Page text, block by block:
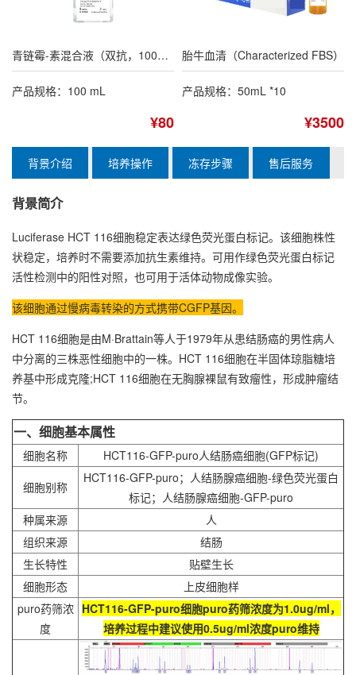
青链霉-素混合液（双抗，100×）
产品规格：100 mL
¥80
胎牛血清（Characterized FBS）
产品规格：50mL *10
¥3500
背景介绍 培养操作 冻存步骤 售后服务
背景简介
Luciferase HCT 116细胞稳定表达绿色荧光蛋白标记。该细胞株性
状稳定，培养时不需要添加抗生素维持。可用作绿色荧光蛋白标记
活性检测中的阳性对照，也可用于活体动物成像实验。
该细胞通过慢病毒转染的方式携带CGFP基因。
HCT 116细胞是由M·Brattain等人于1979年从患结肠癌的男性病人
中分离的三株恶性细胞中的一株。HCT 116细胞在半固体琼脂糖培
养基中形成克隆;HCT 116细胞在无胸腺裸鼠有致瘤性，形成肿瘤结
节。
一、细胞基本属性
细胞名称
HCT116-GFP-puro人结肠癌细胞(GFP标记)
细胞别称
HCT116-GFP-puro；人结肠腺癌细胞-绿色荧光蛋白
标记；人结肠腺癌细胞-GFP-puro
种属来源
人
组织来源
结肠
生长特性
贴壁生长
细胞形态
上皮细胞样
puro药筛浓
度
HCT116-GFP-puro细胞puro药筛浓度为1.0ug/ml，
培养过程中建议使用0.5ug/ml浓度puro维持